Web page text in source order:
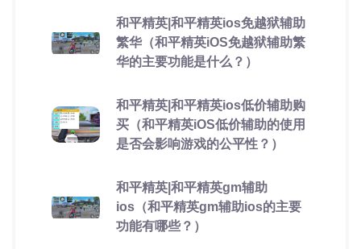
和平精英|和平精英ios免越狱辅助
繁华（和平精英iOS免越狱辅助繁
华的主要功能是什么？）
和平精英|和平精英ios低价辅助购
买（和平精英iOS低价辅助的使用
是否会影响游戏的公平性？）
和平精英|和平精英gm辅助
ios（和平精英gm辅助ios的主要
功能有哪些？）